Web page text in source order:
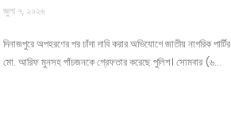
জুলা ৭, ২০২৬
দিনাজপুরে অপহরণের পর চাঁদা দাবি করার অভিযোগে জাতীয় নাগরিক
মো. আরিফ মুনসহ পাঁচজনকে গ্রেফতার করেছে পুলিশ। সোমবার (৬…